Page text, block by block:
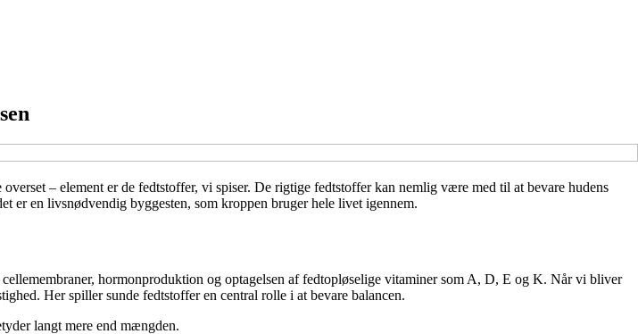
– element er de fedtstoffer, vi spiser. De rigtige fedtstoffer kan nemlig være med til at bevare hudens
er en livsnødvendig byggesten, som kroppen bruger hele livet igennem.
hormonproduktion og optagelsen af fedtopløselige vitaminer som A, D, E og K. Når vi bliver
Her spiller sunde fedtstoffer en central rolle i at bevare balancen.
langt mere end mængden.